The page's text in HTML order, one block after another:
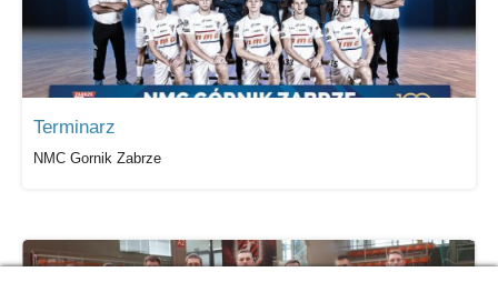
Terminarz
NMC Gornik Zabrze